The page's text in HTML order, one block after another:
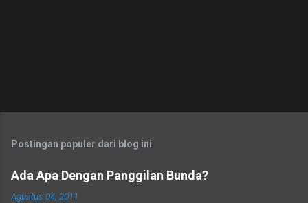
Postingan populer dari blog ini
Ada Apa Dengan Panggilan Bunda?
Agustus 04, 2011